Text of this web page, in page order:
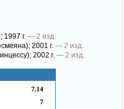
7.14
7
; 1997 г. — 2 изд.
; 2001 г. — 2 изд.
; 2002 г. — 2 изд.